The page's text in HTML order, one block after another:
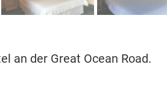
an der Great Ocean Road.